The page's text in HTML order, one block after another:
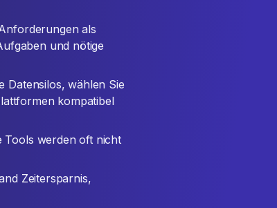
als
und nötige
Datensilos, wählen Sie
kompatibel
Tools werden oft nicht
Zeitersparnis,